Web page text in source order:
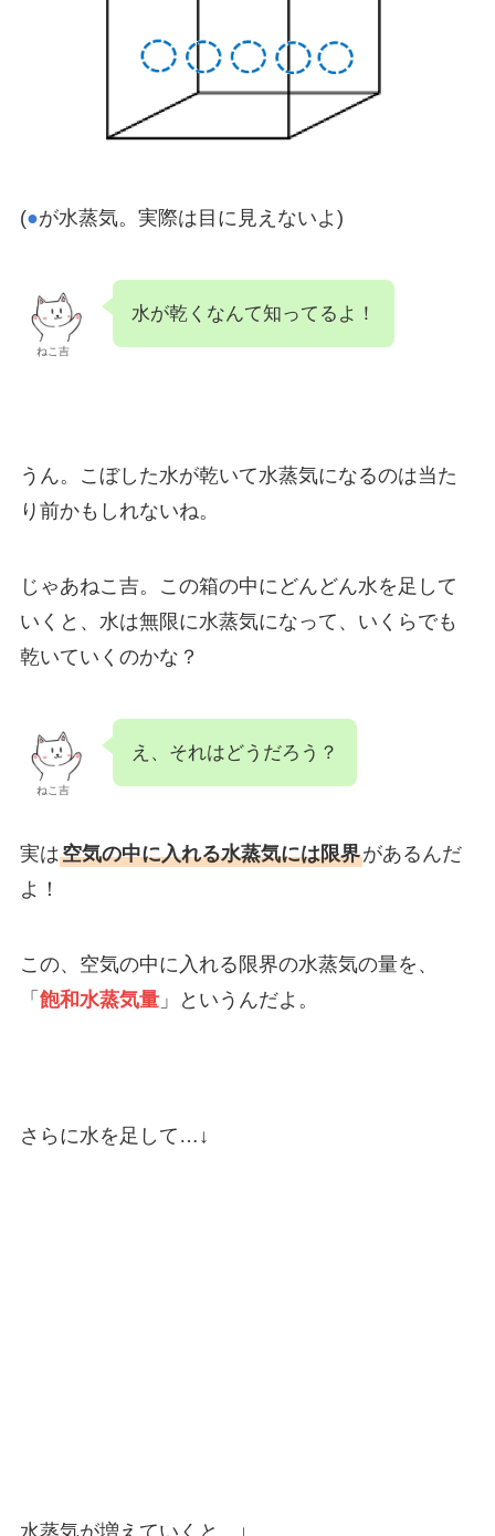
(●が水蒸気。実際は目に見えないよ)
ねこ吉
水が乾くなんて知ってるよ！
うん。こぼした水が乾いて水蒸気になるのは当た
り前かもしれないね。
じゃあねこ吉。この箱の中にどんどん水を足して
いくと、水は無限に水蒸気になって、いくらでも
乾いていくのかな？
ねこ吉
え、それはどうだろう？
実は空気の中に入れる水蒸気には限界があるんだ
よ！
この、空気の中に入れる限界の水蒸気の量を、
「 飽和水蒸気量」というんだよ。
さらに水を足して…↓
水蒸気が増えていくと…↓